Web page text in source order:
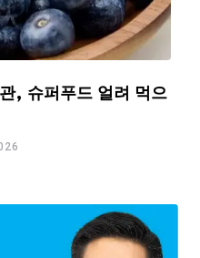
, 슈퍼푸드 얼려 먹으